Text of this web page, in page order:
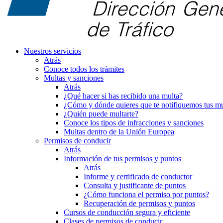
Nuestros servicios
Atrás
Conoce todos los trámites
Multas y sanciones
Atrás
¿Qué hacer si has recibido una multa?
¿Cómo y dónde quieres que te notifiquemos tus
¿Quién puede multarte?
Conoce los tipos de infracciones y sanciones
Multas dentro de la Unión Europea
Permisos de conducir
Atrás
Información de tus permisos y puntos
Atrás
Informe y certificado de conductor
Consulta y justificante de puntos
¿Cómo funciona el permiso por puntos?
Recuperación de permisos y puntos
Cursos de conducción segura y eficiente